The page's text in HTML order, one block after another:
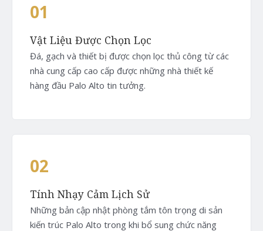
01
Vật Liệu Được Chọn Lọc
Đá, gạch và thiết bị được chọn lọc thủ công từ các
nhà cung cấp cao cấp được những nhà thiết kế
hàng đầu Palo Alto tin tưởng.
02
Tính Nhạy Cảm Lịch Sử
Những bản cập nhật phòng tắm tôn trọng di sản
kiến trúc Palo Alto trong khi bổ sung chức năng